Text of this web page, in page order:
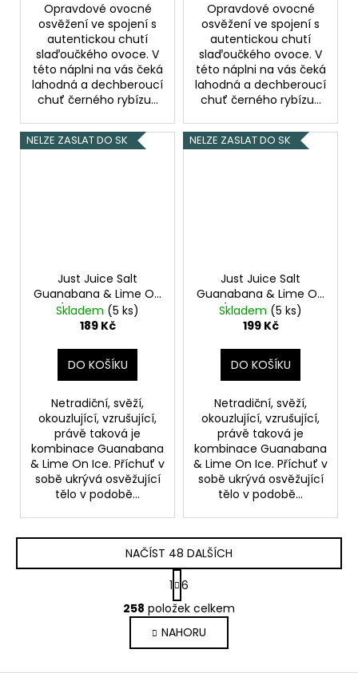
Opravdové ovocné
osvěžení ve spojení s
autentickou chutí
slaďoučkého ovoce. V
této náplni na vás čeká
lahodná a dechberoucí
chuť černého rybízu...
Opravdové ovocné
osvěžení ve spojení s
autentickou chutí
slaďoučkého ovoce. V
této náplni na vás čeká
lahodná a dechberoucí
chuť černého rybízu...
NELZE ZASLAT DO SK
Just Juice Salt
Guanabana & Lime On
Ice (Ledová limetka s
graviolou) 10ml 20mg
Skladem (5 ks)
189 Kč
DO KOŠÍKU
Netradiční, svěží,
okouzlující, vzrušující,
právě taková je
kombinace Guanabana
& Lime On Ice. Příchuť v
sobě ukrývá osvěžující
tělo v podobě...
NELZE ZASLAT DO SK
Just Juice Salt
Guanabana & Lime On
Ice (Ledová limetka s
graviolou) 10ml 11mg
Skladem (5 ks)
199 Kč
DO KOŠÍKU
Netradiční, svěží,
okouzlující, vzrušující,
právě taková je
kombinace Guanabana
& Lime On Ice. Příchuť v
sobě ukrývá osvěžující
tělo v podobě...
O
v
l
á
NAČÍST 48 DALŠÍCH
S
t
r
á
n
k
1 6
258 položek celkem
NAHORU